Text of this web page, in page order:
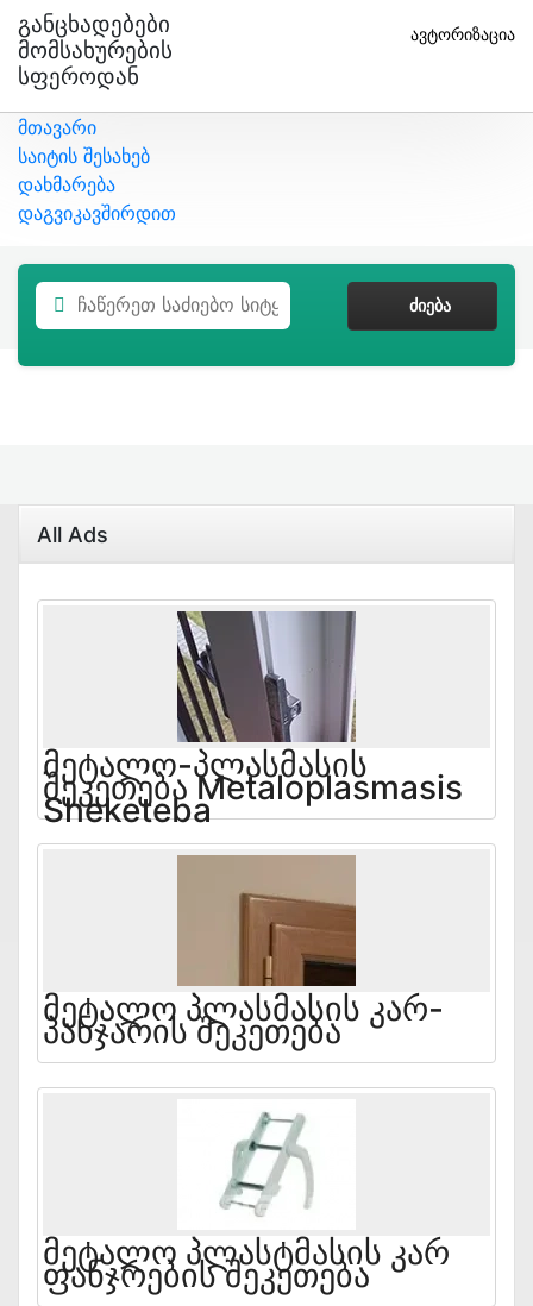
Განცხადებები
Მომსახურების
Სფეროდან
ავტორიზაცია
მთავარი
საიტის შესახებ
დახმარება
დაგვიკავშირდით
ᲫᲘᲔᲑᲐ
All Ads
Მეტალო-Პლასმასის
Შეკეთება Metaloplasmasis
Sheketeba
Მეტალო Პლასმასის Კარ-
Პანჯარის Შეკეთება
Მეტალო Პლასტმასის Კარ
Ფანჯრების Შეკეთება